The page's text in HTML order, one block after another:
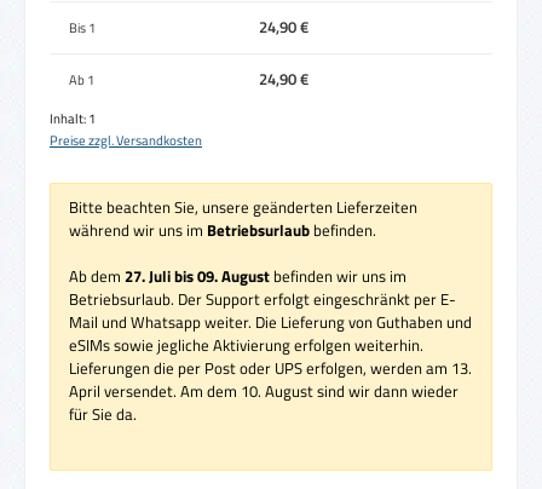
Bis1 24,90 €
Ab1 24,90 €
Inhalt:1
Preise zzgl. Versandkosten
Bitte beachten Sie, unsere geänderten Lieferzeiten
während wir uns im Betriebsurlaub befinden.
Ab dem 27. Juli bis 09. August befinden wir uns im
Betriebsurlaub. Der Support erfolgt eingeschränkt per E-
Mail und Whatsapp weiter. Die Lieferung von Guthaben und
eSIMs sowie jegliche Aktivierung erfolgen weiterhin.
Lieferungen die per Post oder UPS erfolgen, werden am 13.
April versendet. Am dem 10. August sind wir dann wieder
für Sie da.